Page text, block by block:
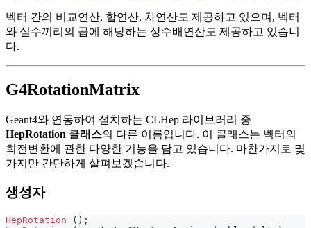
벡터 간의 비교연산, 합연산, 차연산도 제공하고 있으며, 벡터
와 실수끼리의 곱에 해당하는 상수배연산도 제공하고 있습니
다.
G4RotationMatrix
Geant4와 연동하여 설치하는 CLHep 라이브러리 중
HepRotation 클래스의 다른 이름입니다. 이 클래스는 벡터의
회전변환에 관한 다양한 기능을 담고 있습니다. 마찬가지로 몇
가지만 간단하게 살펴보겠습니다.
생성자
HepRotation ( ) ;